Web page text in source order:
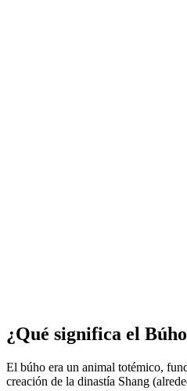
¿Qué significa el
El búho era un animal totémico,
creación de la dinastía Shang